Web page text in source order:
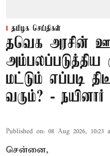
தமிழக செய்திகள்
தவெக அரசின்
அம்பலப்படுத்திய
மட்டும் எப்படி
வரும்? - நயினார்
Published on: 08 Aug 2026, 10:23
சென்னை,